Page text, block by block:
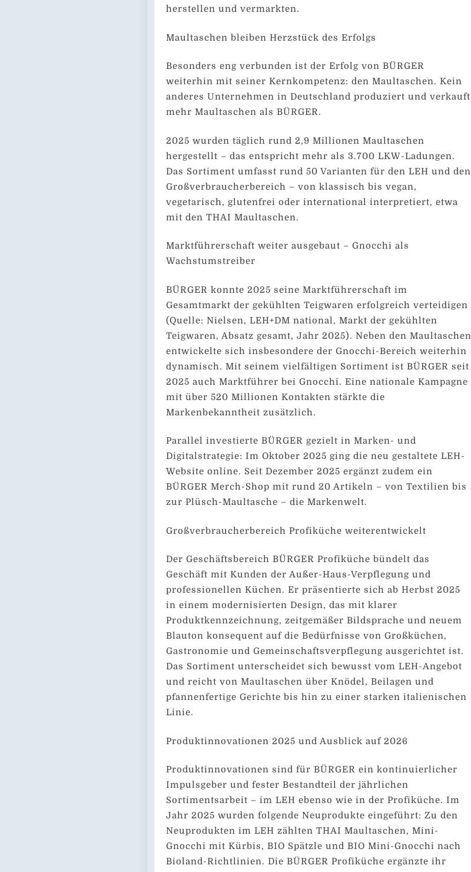
herstellen und vermarkten.
Maultaschen bleiben Herzstück des Erfolgs
Besonders eng verbunden ist der Erfolg von BÜRGER
weiterhin mit seiner Kernkompetenz: den Maultaschen. Kein
anderes Unternehmen in Deutschland produziert und verkauft
mehr Maultaschen als BÜRGER.
2025 wurden täglich rund 2,9 Millionen Maultaschen
hergestellt – das entspricht mehr als 3.700 LKW-Ladungen.
Das Sortiment umfasst rund 50 Varianten für den LEH und den
Großverbraucherbereich – von klassisch bis vegan,
vegetarisch, glutenfrei oder international interpretiert, etwa
mit den THAI Maultaschen.
Marktführerschaft weiter ausgebaut – Gnocchi als
Wachstumstreiber
BÜRGER konnte 2025 seine Marktführerschaft im
Gesamtmarkt der gekühlten Teigwaren erfolgreich verteidigen
(Quelle: Nielsen, LEH+DM national, Markt der gekühlten
Teigwaren, Absatz gesamt, Jahr 2025). Neben den Maultaschen
entwickelte sich insbesondere der Gnocchi-Bereich weiterhin
dynamisch. Mit seinem vielfältigen Sortiment ist BÜRGER seit
2025 auch Marktführer bei Gnocchi. Eine nationale Kampagne
mit über 520 Millionen Kontakten stärkte die
Markenbekanntheit zusätzlich.
Parallel investierte BÜRGER gezielt in Marken- und
Digitalstrategie: Im Oktober 2025 ging die neu gestaltete LEH-
Website online. Seit Dezember 2025 ergänzt zudem ein
BÜRGER Merch-Shop mit rund 20 Artikeln – von Textilien bis
zur Plüsch-Maultasche – die Markenwelt.
Großverbraucherbereich Profiküche weiterentwickelt
Der Geschäftsbereich BÜRGER Profiküche bündelt das
Geschäft mit Kunden der Außer-Haus-Verpflegung und
professionellen Küchen. Er präsentierte sich ab Herbst 2025
in einem modernisierten Design, das mit klarer
Produktkennzeichnung, zeitgemäßer Bildsprache und neuem
Blauton konsequent auf die Bedürfnisse von Großküchen,
Gastronomie und Gemeinschaftsverpflegung ausgerichtet ist.
Das Sortiment unterscheidet sich bewusst vom LEH-Angebot
und reicht von Maultaschen über Knödel, Beilagen und
pfannenfertige Gerichte bis hin zu einer starken italienischen
Linie.
Produktinnovationen 2025 und Ausblick auf 2026
Produktinnovationen sind für BÜRGER ein kontinuierlicher
Impulsgeber und fester Bestandteil der jährlichen
Sortimentsarbeit – im LEH ebenso wie in der Profiküche. Im
Jahr 2025 wurden folgende Neuprodukte eingeführt: Zu den
Neuprodukten im LEH zählten THAI Maultaschen, Mini-
Gnocchi mit Kürbis, BIO Spätzle und BIO Mini-Gnocchi nach
Bioland-Richtlinien. Die BÜRGER Profiküche ergänzte ihr